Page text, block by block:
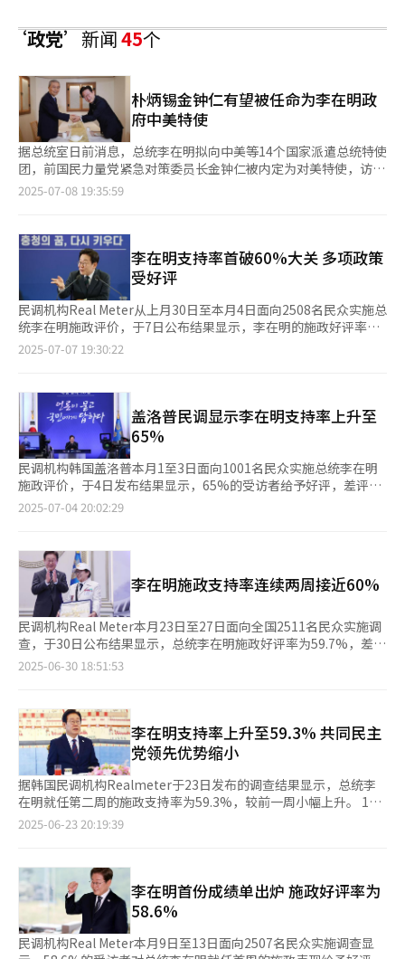
‘政党’新闻45个
朴炳锡金钟仁有望被任命为李在明政
府中美特使
据总统室日前消息，总统李在明拟向中美等14个国家派遣总统特使
团，前国民力量党紧急对策委员长金钟仁被内定为对美特使，访美
时间将在同美方协商后敲定。 据悉，除金钟仁外，共同民主党最
谈判、韩美首脑会谈日程等重大议题。金钟仁作为韩国政界元老级
人物，影响力横跨进步与保守阵营，与美国共和党部分人士也交情
颇深。在今年总统选举前夕的5月8日，李在明曾与金钟仁举行非公
开午餐会晤，当时李在明就运营国政问题征求了金钟仁的建议。
前国会议长朴炳锡或被任命为对华特使，朴炳锡曾于2020至2022
年担任第21届国会议长，在韩中议会、政党交流拥有丰富的经验，
共同民主党议员金太年也被提名为对华特使团成员。前国务总理丁
世均有望被任命为对日特使，对澳大利亚特使或为前国会议长金振
主党议员秋美爱，对法国特使或为前法务部长官康锦实。 根据外
交惯例，特使团最终名单和派遣时间将同各国协商后公开。总统室
政务首秘禹相虎表示，向多国派遣使节团意在向国际社会宣示李在
明就任总统后，韩国政局重新趋于稳定，步入正轨。
2025-07-08 19:35:59
李在明支持率首破60%大关 多项政策
受好评
民调机构Real Meter从上月30日至本月4日面向2508名民众实施总
统李在明施政评价，于7日公布结果显示，李在明的施政好评率为
62.1%，这是李在明就任总统一个月以来支持率首次突破60%大
点，差评率下降2.2个百分点。 Real Meter分析称，李在明就任一
个月后举行记者会加强沟通，政府介入SKT被黑客攻击事件等在经
济民生领域的政策推进力度获得积极评价。 此外，Real Meter还
指出，在近期政府出台房地产政策及贷款调控措施后，首尔地区支
持率呈现显著上升趋势，带动整体支持率攀升。 从受访者居住地
区来看，全国所有地区好评率均过半，光州及全罗道以76.9%的好
评率领跑，仁川及京畿道（63.5%）和首尔（62.1%）紧随其后，
尤其是首尔较上一周大幅上升7.6%。 从受访者年龄分布来看，40-
分别为73.1%和61.6%，20-29岁为47%，在全年龄段中唯一好评
率未能过半。 政党支持率方面，共同民主党为53.8%，国民力量党
为28.8%，仅6个月来首次跌破30%大关，两党支持率扩大至
25%。 Realmeter称，对李在明政府施政表现的积极评价正在转
化为执政党支持率的上升。改革新党、祖国革新党和进步党的支持
率分别为3.2%、3.1%和0.6%。
2025-07-07 19:30:22
盖洛普民调显示李在明支持率上升至
65%
民调机构韩国盖洛普本月1至3日面向1001名民众实施总统李在明
施政评价，于4日发布结果显示，65%的受访者给予好评，差评率
为23%，另有12%表示不清楚。 政党支持率方面，共同民主党为
2025-07-04 20:02:29
李在明施政支持率连续两周接近60%
民调机构Real Meter本月23日至27日面向全国2511名民众实施调
查，于30日公布结果显示，总统李在明施政好评率为59.7%，差评
率为33.6%，另有6.8%回答不清楚。 与上周相比，李在明的好评
民生经济政策，果断安排人事团结支持阶层推动好评率上升。但国
务总理候选人金民锡的资格争议，以及李在明缺席北约首脑峰会等
引发负面评价。 从受访者所在地区来看，光州及全罗道对李在明
施政好评率最高为79%，其次依次为济州（65%）、仁川及京畿
道（62.4%）等。从年龄段来看，除20-29岁外，全体年龄段对李
在明的好评率均过半数，尤其是40-49岁好评率最高达76%，50-
59岁和60-69岁分别为71.9%和58%。 政党支持率方面，共同民主
党为50.6%，较上次调查上升2.2个百分点，自李在明就任总统以
次调查下滑1.4个百分点，两党支持率差距扩大至20.6%。 Real
Meter分析称，共同民主党主导立法议程、启动物价对策工作小
组、推动民生法案等受到积极评价。
2025-06-30 18:51:53
李在明支持率上升至59.3% 共同民主
党领先优势缩小
据韩国民调机构Realmeter于23日发布的调查结果显示，总统李
在明就任第二周的施政支持率为59.3%，较前一周小幅上升。 16
日至20日，Realmeter受《能源经济新闻》委托，对2514名成年
的占33.5%，另有7.2%的受访者表示不清楚。与前一周相比，正
面评价上升0.7个百分点，负面评价则下降0.7个百分点。
Realmeter分析称，因七国集团（G7）峰会召开、韩国综合股指
（KOSPI）突破3000点等好消息，带动支持率上升。但由于国务总
理候选人金民锡引发的资格审查争议，以及房地产市场过热等负面
2025-06-23 20:19:39
李在明首份成绩单出炉 施政好评率为
58.6%
民调机构Real Meter本月9日至13日面向2507名民众实施调查显